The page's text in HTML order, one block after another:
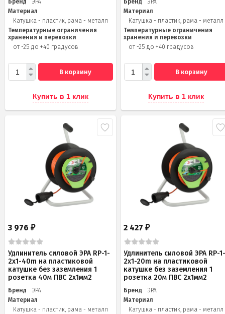
Бренд
ЭРА
Материал
Катушка - пластик, рама - металл
Температурные ограничения
хранения и перевозки
от -25 до +40 градусов
В корзину
Купить в 1 клик
Бренд
ЭРА
Материал
Катушка - пластик, рама - металл
Температурные ограничения
хранения и перевозки
от -25 до +40 градусов
В корзину
Купить в 1 клик
3 976 ₽
Удлинитель силовой ЭРА RP-1-
2x1-40m на пластиковой
катушке без заземления 1
розетка 40м ПВС 2x1мм2
Бренд
ЭРА
Материал
Катушка - пластик, рама - металл
2 427₽
Удлинитель силовой ЭРА RP-
2x1-20m на пластиковой
катушке без заземления 1
розетка 20м ПВС 2х1мм2
Бренд
ЭРА
Материал
Катушка - пластик, рама - металл